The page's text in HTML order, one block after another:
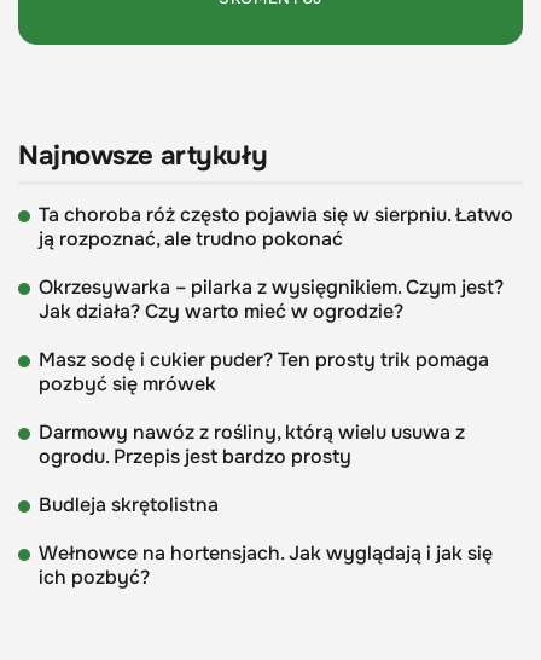
Najnowsze artykuły
Ta choroba róż często pojawia się w sierpniu. Łatwo
ją rozpoznać, ale trudno pokonać
Okrzesywarka – pilarka z wysięgnikiem. Czym jest?
Jak działa? Czy warto mieć w ogrodzie?
Masz sodę i cukier puder? Ten prosty trik pomaga
pozbyć się mrówek
Darmowy nawóz z rośliny, którą wielu usuwa z
ogrodu. Przepis jest bardzo prosty
Budleja skrętolistna
Wełnowce na hortensjach. Jak wyglądają i jak się
ich pozbyć?